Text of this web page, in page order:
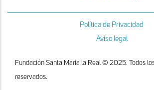
Política de Privacidad
Aviso legal
Fundación Santa María la Real © 2025. Todos
reservados.